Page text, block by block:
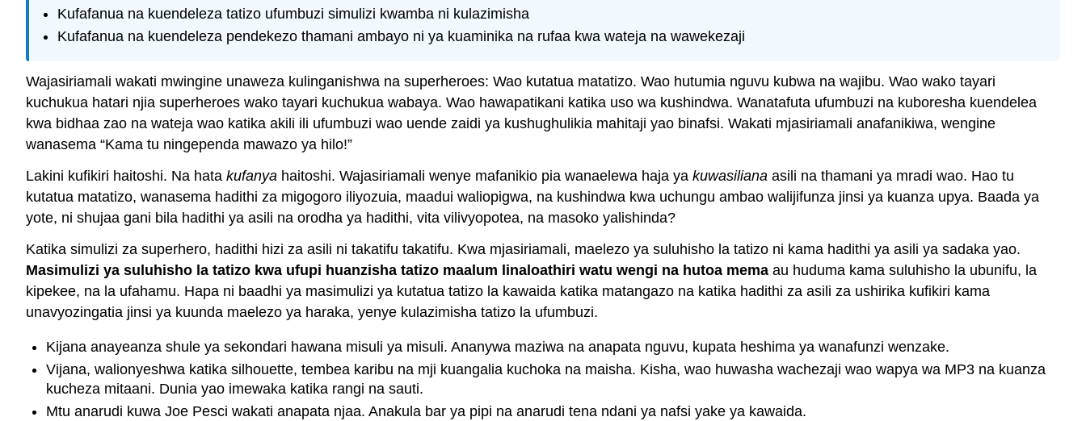
Kufafanua na kuendeleza tatizo ufumbuzi simulizi kwamba ni kulazimisha
Kufafanua na kuendeleza pendekezo thamani ambayo ni ya kuaminika na rufaa kwa wateja na wawekezaji
Wajasiriamali wakati mwingine unaweza kulinganishwa na superheroes: Wao kutatua matatizo. Wao hutumia nguvu kubwa na wajibu. Wao wako tayari
kuchukua hatari njia superheroes wako tayari kuchukua wabaya. Wao hawapatikani katika uso wa kushindwa. Wanatafuta ufumbuzi na kuboresha kuendelea
kwa bidhaa zao na wateja wao katika akili ili ufumbuzi wao uende zaidi ya kushughulikia mahitaji yao binafsi. Wakati mjasiriamali anafanikiwa, wengine
wanasema “Kama tu ningependa mawazo ya hilo!”
Lakini kufikiri haitoshi. Na hata kufanya haitoshi. Wajasiriamali wenye mafanikio pia wanaelewa haja ya kuwasiliana asili na thamani ya mradi wao. Hao tu
kutatua matatizo, wanasema hadithi za migogoro iliyozuia, maadui waliopigwa, na kushindwa kwa uchungu ambao walijifunza jinsi ya kuanza upya. Baada ya
yote, ni shujaa gani bila hadithi ya asili na orodha ya hadithi, vita vilivyopotea, na masoko yalishinda?
Katika simulizi za superhero, hadithi hizi za asili ni takatifu takatifu. Kwa mjasiriamali, maelezo ya suluhisho la tatizo ni kama hadithi ya asili ya sadaka yao.
Masimulizi ya suluhisho la tatizo kwa ufupi huanzisha tatizo maalum linaloathiri watu wengi na hutoa mema au huduma kama suluhisho la ubunifu, la
kipekee, na la ufahamu. Hapa ni baadhi ya masimulizi ya kutatua tatizo la kawaida katika matangazo na katika hadithi za asili za ushirika kufikiri kama
unavyozingatia jinsi ya kuunda maelezo ya haraka, yenye kulazimisha tatizo la ufumbuzi.
Kijana anayeanza shule ya sekondari hawana misuli ya misuli. Ananywa maziwa na anapata nguvu, kupata heshima ya wanafunzi wenzake.
Vijana, walionyeshwa katika silhouette, tembea karibu na mji kuangalia kuchoka na maisha. Kisha, wao huwasha wachezaji wao wapya wa MP3 na kuanza
kucheza mitaani. Dunia yao imewaka katika rangi na sauti.
Mtu anarudi kuwa Joe Pesci wakati anapata njaa. Anakula bar ya pipi na anarudi tena ndani ya nafsi yake ya kawaida.